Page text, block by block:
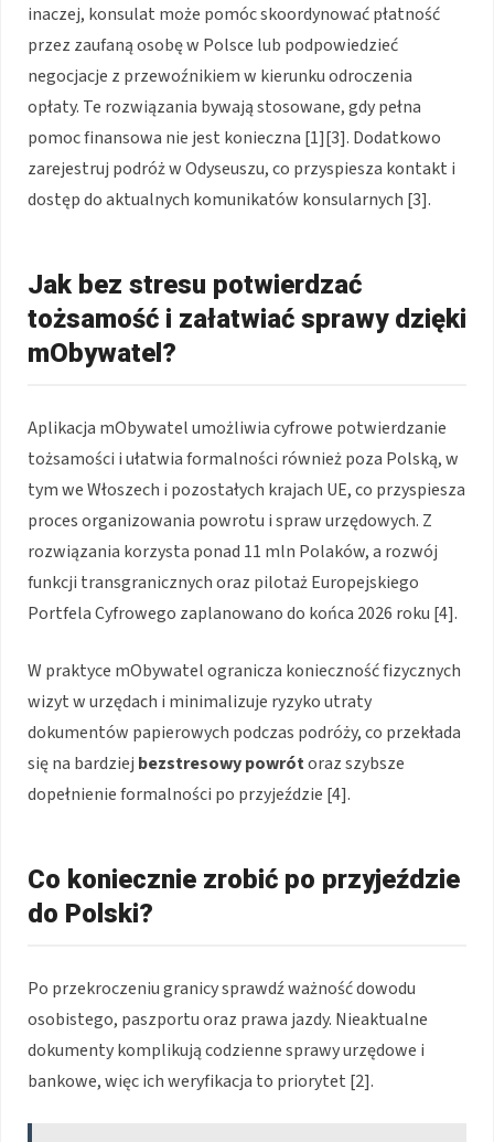
inaczej, konsulat może pomóc skoordynować płatność
przez zaufaną osobę w Polsce lub podpowiedzieć
negocjacje z przewoźnikiem w kierunku odroczenia
opłaty. Te rozwiązania bywają stosowane, gdy pełna
pomoc finansowa nie jest konieczna [1][3]. Dodatkowo
zarejestruj podróż w Odyseuszu, co przyspiesza kontakt i
dostęp do aktualnych komunikatów konsularnych [3].
Jak bez stresu potwierdzać
tożsamość i załatwiać sprawy dzięki
mObywatel?
Aplikacja mObywatel umożliwia cyfrowe potwierdzanie
tożsamości i ułatwia formalności również poza Polską, w
tym we Włoszech i pozostałych krajach UE, co przyspiesza
proces organizowania powrotu i spraw urzędowych. Z
rozwiązania korzysta ponad 11 mln Polaków, a rozwój
funkcji transgranicznych oraz pilotaż Europejskiego
Portfela Cyfrowego zaplanowano do końca 2026 roku [4].
W praktyce mObywatel ogranicza konieczność fizycznych
wizyt w urzędach i minimalizuje ryzyko utraty
dokumentów papierowych podczas podróży, co przekłada
się na bardziej bezstresowy powrótoraz szybsze
dopełnienie formalności po przyjeździe [4].
Co koniecznie zrobić po przyjeździe
do Polski?
Po przekroczeniu granicy sprawdź ważność dowodu
osobistego, paszportu oraz prawa jazdy. Nieaktualne
dokumenty komplikują codzienne sprawy urzędowe i
bankowe, więc ich weryfikacja to priorytet [2].